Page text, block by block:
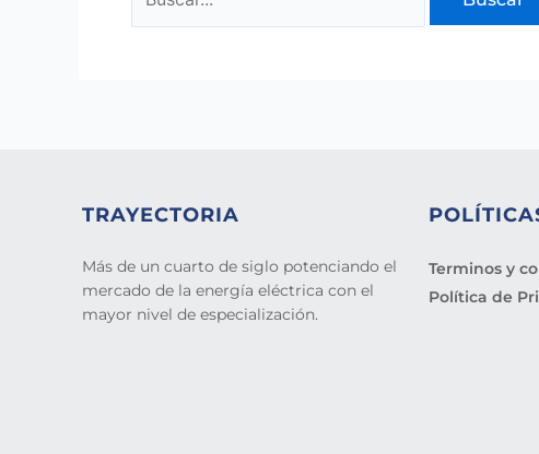
TRAYECTORIA
Más de un cuarto de siglo potenciando el
mercado de la energía eléctrica con el
mayor nivel de especialización.
Terminos y
Política de